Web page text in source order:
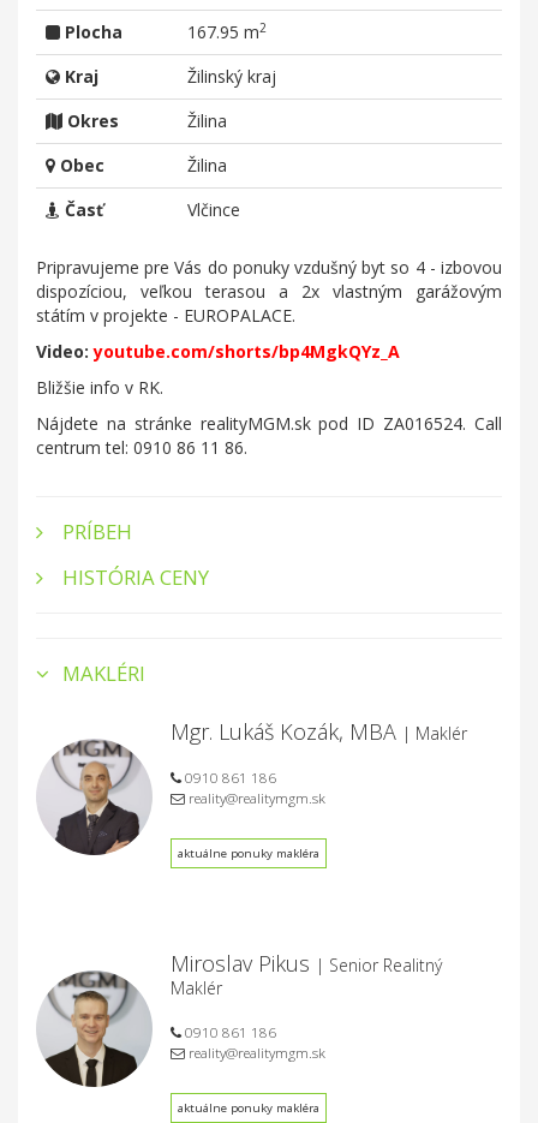
Plocha 167.95 m2
Kraj
Žilinský kraj
Okres
Žilina
Obec
Žilina
Časť
Vlčince
Pripravujeme pre Vás do ponuky vzdušný byt so 4 - izbovou
dispozíciou, veľkou terasou a 2x vlastným garážovým
státím v projekte - EUROPALACE.
Video:youtube.com/shorts/bp4MgkQYz_A
Bližšie info v RK.
Nájdete na stránke realityMGM.sk pod ID ZA016524. Call
centrum tel: 0910 86 11 86.
PRÍBEH
HISTÓRIA CENY
MAKLÉRI
Mgr. Lukáš Kozák, MBA | Maklér
0910 861 186
reality@realitymgm.sk
aktuálne ponuky makléra
Miroslav Pikus | Senior Realitný
Maklér
0910 861 186
reality@realitymgm.sk
aktuálne ponuky makléra